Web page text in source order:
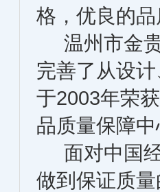
格，优良的
温州市金贵
完善了从设
于2003年荣
品质量保障
面对中国经
做到保证质